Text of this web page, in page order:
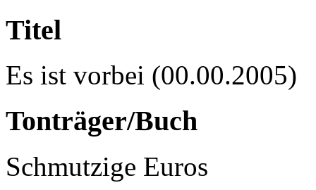
Titel
Es ist vorbei (00.00.2005)
Tonträger/Buch
Schmutzige Euros